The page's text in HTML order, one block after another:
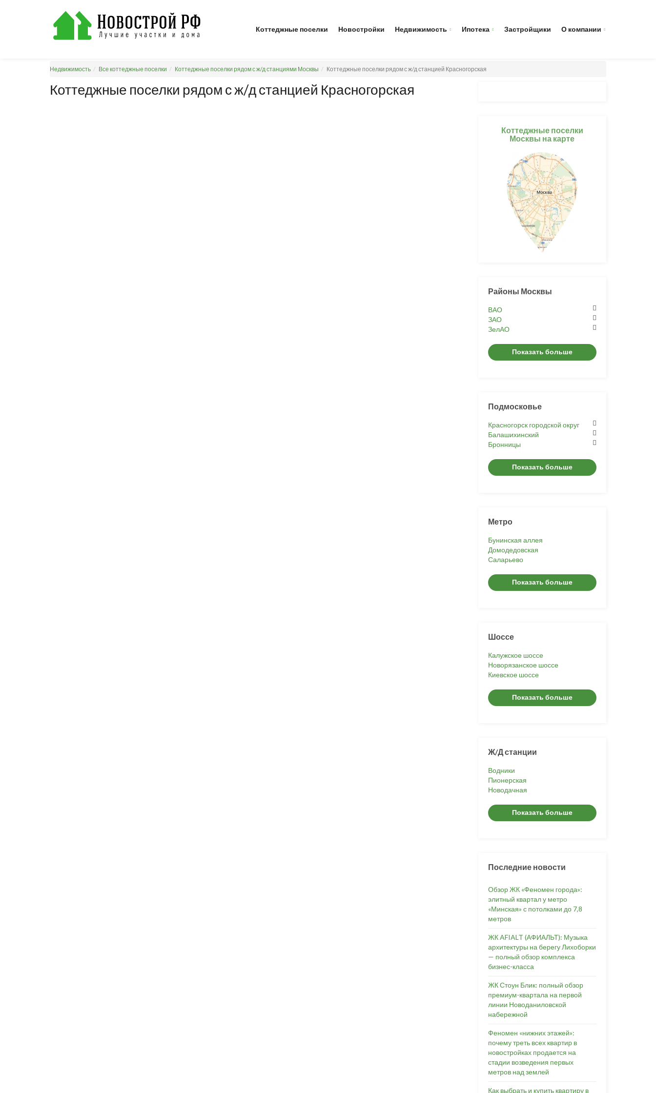
Коттеджные поселки Новостройки Недвижимость Ипотека Застройщики О компании
Недвижимость Все коттеджные поселки Коттеджные поселки рядом с ж/д станциями Москвы Коттеджные поселки рядом с ж/д станцией Красногорская
Коттеджные поселки рядом с ж/д станцией Красногорская
Коттеджные поселки
Москвы на карте
Районы Москвы
ВАО
ЗАО
ЗелАО
Показать больше
Подмосковье
Красногорск городской округ
Балашихинский
Бронницы
Показать больше
Метро
Бунинская аллея
Домодедовская
Саларьево
Показать больше
Шоссе
Калужское шоссе
Новорязанское шоссе
Киевское шоссе
Показать больше
Ж/Д станции
Водники
Пионерская
Новодачная
Показать больше
Последние новости
Обзор ЖК «Феномен города»:
элитный квартал у метро
«Минская» с потолками до 7,8
метров
ЖК AFIALT (АФИАЛЬТ): Музыка
архитектуры на берегу Лихоборки
— полный обзор комплекса
бизнес-класса
ЖК Стоун Блик: полный обзор
премиум-квартала на первой
линии Новоданиловской
набережной
Феномен «нижних этажей»:
почему треть всех квартир в
новостройках продается на
стадии возведения первых
метров над землей
Как выбрать и купить квартиру в